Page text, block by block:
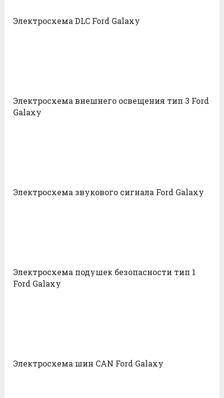
Электросхема DLC Ford Galaxy
Электросхема внешнего освещения тип 3 Ford
Galaxy
Электросхема звукового сигнала Ford Galaxy
Электросхема подушек безопасности тип 1
Ford Galaxy
Электросхема шин CAN Ford Galaxy